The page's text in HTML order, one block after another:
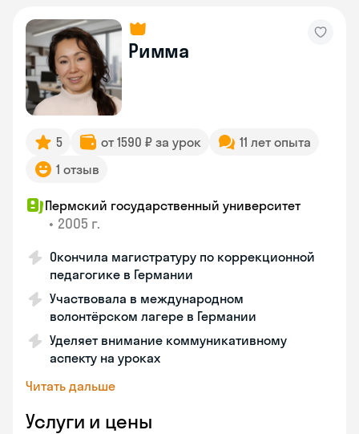
Римма
5 от 1590 ₽ за урок
11 лет опыта
1 отзыв
Пермский государственный университет
• 2005 г.
Окончила магистратуру по коррекционной
педагогике в Германии
Участвовала в международном
волонтёрском лагере в Германии
Уделяет внимание коммуникативному
аспекту на уроках
Читать дальше
Услуги и цены